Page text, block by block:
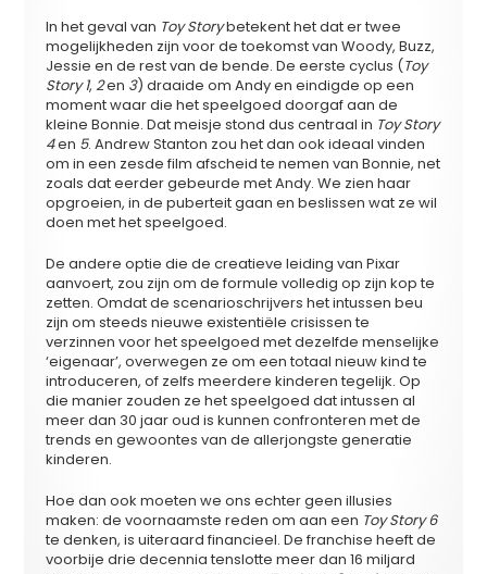
In het geval van Toy Storybetekent het dat er twee
mogelijkheden zijn voor de toekomst van Woody, Buzz,
Jessie en de rest van de bende. De eerste cyclus (Toy
Story 1,2en 3) draaide om Andy en eindigde op een
moment waar die het speelgoed doorgaf aan de
kleine Bonnie. Dat meisje stond dus centraal in Toy Story
4en 5. Andrew Stanton zou het dan ook ideaal vinden
om in een zesde film afscheid te nemen van Bonnie, net
zoals dat eerder gebeurde met Andy. We zien haar
opgroeien, in de puberteit gaan en beslissen wat ze wil
doen met het speelgoed.
De andere optie die de creatieve leiding van Pixar
aanvoert, zou zijn om de formule volledig op zijn kop te
zetten. Omdat de scenarioschrijvers het intussen beu
zijn om steeds nieuwe existentiële crisissen te
verzinnen voor het speelgoed met dezelfde menselijke
‘eigenaar’, overwegen ze om een totaal nieuw kind te
introduceren, of zelfs meerdere kinderen tegelijk. Op
die manier zouden ze het speelgoed dat intussen al
meer dan 30 jaar oud is kunnen confronteren met de
trends en gewoontes van de allerjongste generatie
kinderen.
Hoe dan ook moeten we ons echter geen illusies
maken: de voornaamste reden om aan een Toy Story 6
te denken, is uiteraard financieel. De franchise heeft de
voorbije drie decennia tenslotte meer dan 16 miljard